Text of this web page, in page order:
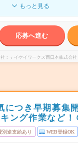
もっと見る
応募へ進む
テイケイワークス西日本株式会社
につき早期募集
ング作業など！
別途支給あり WEB登録OK